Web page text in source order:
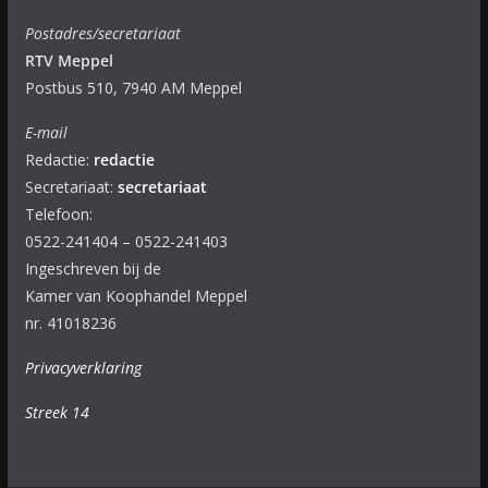
Postadres/secretariaat
RTV Meppel
Postbus 510, 7940 AM Meppel
E-mail
Redactie: redactie
Secretariaat: secretariaat
Telefoon:
0522-241404 – 0522-241403
Ingeschreven bij de
Kamer van Koophandel Meppel
nr. 41018236
Privacyverklaring
Streek 14